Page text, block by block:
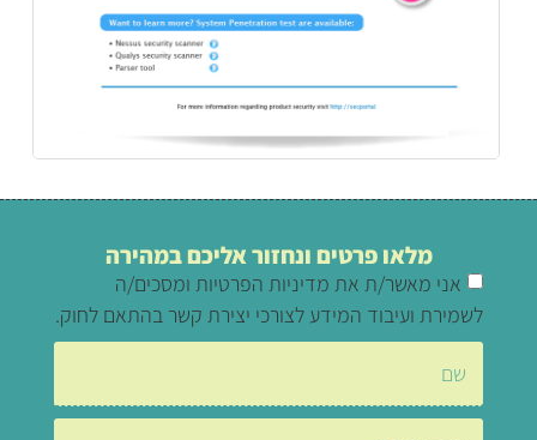
מלאו פרטים ונחזור אליכם במהירה
אני מאשר/ת את מדיניות הפרטיות ומסכים/ה
לשמירת ועיבוד המידע לצורכי יצירת קשר בהתאם לחוק.